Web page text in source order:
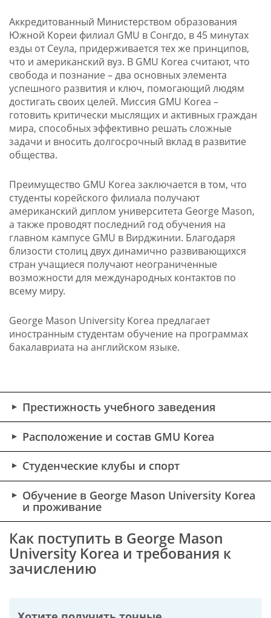
Аккредитованный Министерством образования
Южной Кореи филиал GMU в Сонгдо, в 45 минутах
езды от Сеула, придерживается тех же принципов,
что и американский вуз. В GMU Korea считают, что
свобода и познание – два основных элемента
успешного развития и ключ, помогающий людям
достигать своих целей. Миссия GMU Korea –
готовить критически мыслящих и активных граждан
мира, способных эффективно решать сложные
задачи и вносить долгосрочный вклад в развитие
общества.
Преимущество GMU Korea заключается в том, что
студенты корейского филиала получают
американский диплом университета George Mason,
а также проводят последний год обучения на
главном кампусе GMU в Вирджинии. Благодаря
близости столиц двух динамично развивающихся
стран учащиеся получают неограниченные
возможности для международных контактов по
всему миру.
George Mason University Korea предлагает
иностранным студентам обучение на программах
бакалавриата на английском языке.
Престижность учебного заведения
Расположение и состав GMU Korea
Студенческие клубы и спорт
Обучение в George Mason University Korea
и проживание
Как поступить в George Mason
University Korea и требования к
зачислению